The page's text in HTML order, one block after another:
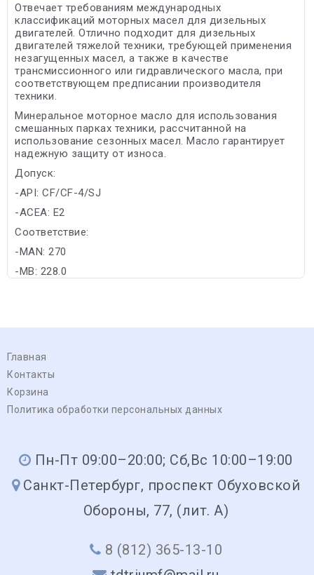
Отвечает требованиям международных
классификаций моторных масел для дизельных
двигателей. Отлично подходит для дизельных
двигателей тяжелой техники, требующей применения
незагущенных масел, а также в качестве
трансмиссионного или гидравлического масла, при
соответствующем предписании производителя
техники.
Минеральное моторное масло для использования
смешанных парках техники, рассчитанной на
использование сезонных масел. Масло гарантирует
надежную защиту от износа.
Допуск:
-API: CF/CF-4/SJ
-ACEA: E2
Соответствие:
-MAN: 270
-MB: 228.0
Главная
Контакты
Корзина
Политика обработки персональных данных
Пн-Пт 09:00–20:00; Сб,Вс 10:00–19:00
Санкт-Петербург, проспект Обуховской
Обороны, 77, (лит. А)
8 (812) 365-13-10